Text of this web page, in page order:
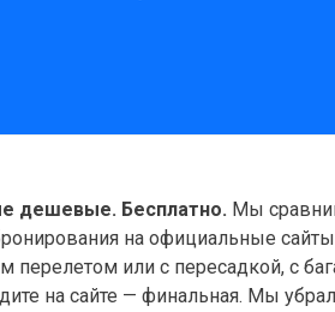
дешевые. Бесплатно. Мы
на официальные
или с пересадкой, с
на сайте — финальная. Мы